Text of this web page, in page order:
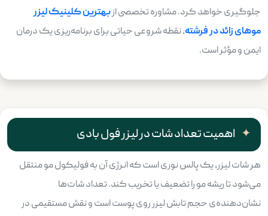
جلوگیری خواهد کرد. مشاوره تخصصی ازبهترین کلینیک لیزر
موهای زائد در فرشته، نقطه شروعی حیاتی برای برنامه‌ریزی یک درمان
ایمن و مؤثر است.
اهمیت تعداد شات در لیزر فول بادی
هر شات لیزر، یک پالس نوری است که انرژی آن به فولیکول مو منتقل
می‌شود تا ریشه مو را تضعیف یا تخریب کند. تعداد شات‌ها
نشان‌دهنده‌ی حجم تابش لیزر روی پوست است و نقش مستقیمی در